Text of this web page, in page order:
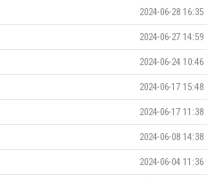
2024-06-28 16:35
2024-06-27 14:59
2024-06-24 10:46
2024-06-17 15:48
2024-06-17 11:38
2024-06-08 14:38
2024-06-04 11:36